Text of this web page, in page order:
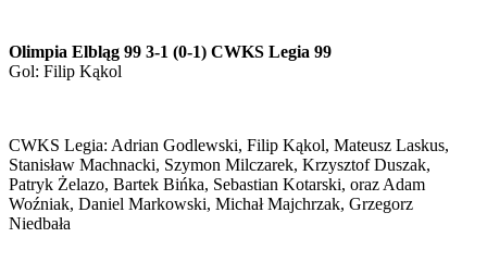
Olimpia Elbląg 99 3-1 (0-1) CWKS Legia 99
Gol: Filip Kąkol
CWKS Legia: Adrian Godlewski, Filip Kąkol, Mateusz Laskus,
Stanisław Machnacki, Szymon Milczarek, Krzysztof Duszak,
Patryk Żelazo, Bartek Bińka, Sebastian Kotarski, oraz Adam
Woźniak, Daniel Markowski, Michał Majchrzak, Grzegorz
Niedbała